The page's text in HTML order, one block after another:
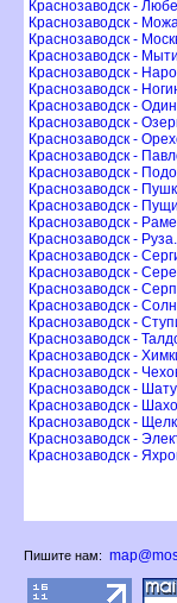
Краснозаводск -
Краснозаводск -
Краснозаводск -
Краснозаводск -
Краснозаводск -
Краснозаводск -
Краснозаводск -
Краснозаводск -
Краснозаводск -
Краснозаводск -
Краснозаводск -
Краснозаводск -
Краснозаводск -
Краснозаводск -
Краснозаводск -
Краснозаводск -
Краснозаводск -
Краснозаводск -
Краснозаводск -
Краснозаводск -
Краснозаводск -
Краснозаводск -
Краснозаводск -
Краснозаводск -
Краснозаводск -
Краснозаводск -
Краснозаводск -
Краснозаводск -
Пишите нам: